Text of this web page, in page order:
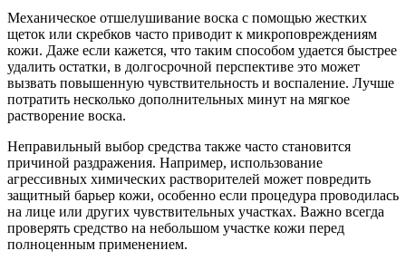
Механическое отшелушивание воска с помощью жестких
щеток или скребков часто приводит к микроповреждениям
кожи. Даже если кажется, что таким способом удается быстрее
удалить остатки, в долгосрочной перспективе это может
вызвать повышенную чувствительность и воспаление. Лучше
потратить несколько дополнительных минут на мягкое
растворение воска.
Неправильный выбор средства также часто становится
причиной раздражения. Например, использование
агрессивных химических растворителей может повредить
защитный барьер кожи, особенно если процедура проводилась
на лице или других чувствительных участках. Важно всегда
проверять средство на небольшом участке кожи перед
полноценным применением.